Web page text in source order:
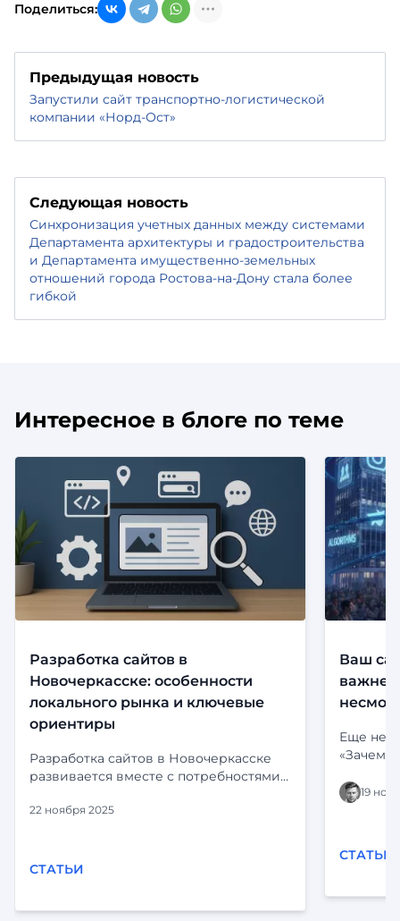
Поделиться:
Предыдущая новость
Запустили сайт транспортно-логистической
компании «Норд-Ост»
Следующая новость
Синхронизация учетных данных между системами
Департамента архитектуры и градостроительства
и Департамента имущественно-земельных
отношений города Ростова-на-Дону стала более
гибкой
Интересное в блоге по теме
Разработка сайтов в
Новочеркасске: особенности
локального рынка и ключевые
ориентиры
Разработка сайтов в Новочеркасске
развивается вместе с потребностями
давно выходят за рамки обычных
корпоративные порталы, CRM-
22 ноября 2025
СТАТЬИ
Ваш
Еще
«Зачем
стали
19
СТАТЬИ